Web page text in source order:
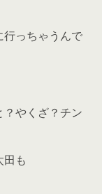
行っちゃうんで
やくざ？チン
田も